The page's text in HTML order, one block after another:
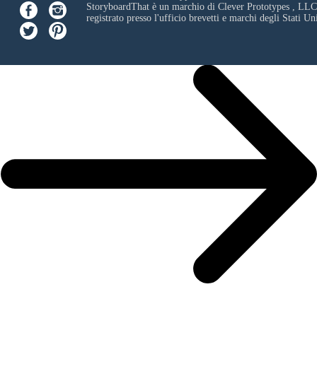
StoryboardThat è un marchio di Clever Prototypes , LLC
registrato presso l'ufficio brevetti e marchi degli Stati